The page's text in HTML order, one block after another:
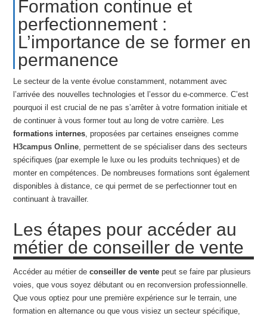
Formation continue et
perfectionnement :
L’importance de se former en
permanence
Le secteur de la vente évolue constamment, notamment avec
l’arrivée des nouvelles technologies et l’essor du e-commerce. C’est
pourquoi il est crucial de ne pas s’arrêter à votre formation initiale et
de continuer à vous former tout au long de votre carrière. Les
formations internes, proposées par certaines enseignes comme
H3campus Online, permettent de se spécialiser dans des secteurs
spécifiques (par exemple le luxe ou les produits techniques) et de
monter en compétences. De nombreuses formations sont également
disponibles à distance, ce qui permet de se perfectionner tout en
continuant à travailler.
Les étapes pour accéder au
métier de conseiller de vente
Accéder au métier deconseiller de vente peut se faire par plusieurs
voies, que vous soyez débutant ou en reconversion professionnelle.
Que vous optiez pour une première expérience sur le terrain, une
formation en alternance ou que vous visiez un secteur spécifique,